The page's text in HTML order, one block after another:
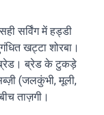
सर्विंग में हड्डी
खट्टा शोरबा।
ब्रेड। ब्रेड के टुकड़े
(जलकुंभी, मूली,
ताज़गी।